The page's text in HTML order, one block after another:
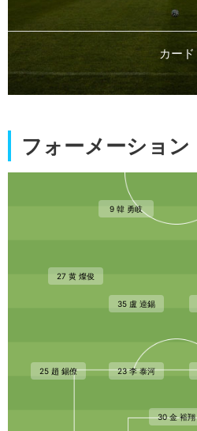
カード
フォーメーション
30 金 裕翔
25 趙 錫僚 23 李 泰河
27 黄 燦俊
35 盧 逵錫
9 韓 勇岐